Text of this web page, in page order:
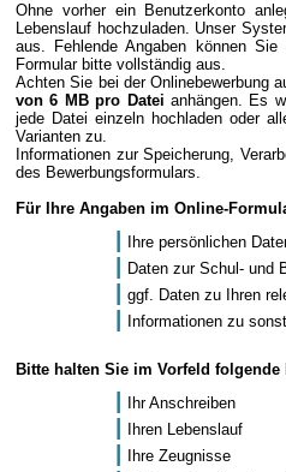
Ohne vorher ein Benutzerkonto
Lebenslauf hochzuladen. Unser
aus. Fehlende Angaben können
Formular bitte vollständig aus.
Achten Sie bei der Onlinebewerbung
von 6 MB pro Datei anhängen. Es
jede Datei einzeln hochladen oder
Varianten zu.
Informationen zur Speicherung,
des Bewerbungsformulars.
Für Ihre Angaben im Online-
Ihre persönlichen
Daten zur Schul- und
ggf. Daten zu Ihren
Informationen zu
Bitte halten Sie im Vorfeld
Ihr Anschreiben
Ihren Lebenslauf
Ihre Zeugnisse